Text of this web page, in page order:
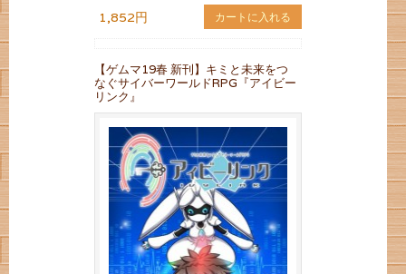
1,852円 カートに入れる
【ゲムマ19春 新刊】キミと未来をつ
なぐサイバーワールドRPG『アイビー
リンク』